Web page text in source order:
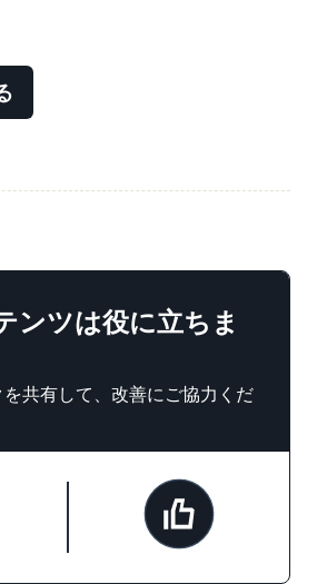
ンツは役に立ちま
共有して、改善にご協力くだ